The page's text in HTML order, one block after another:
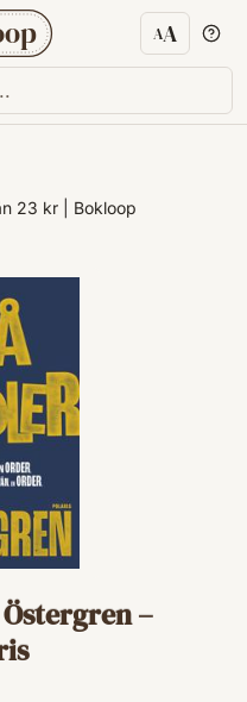
AA
23 kr | Bokloop
–